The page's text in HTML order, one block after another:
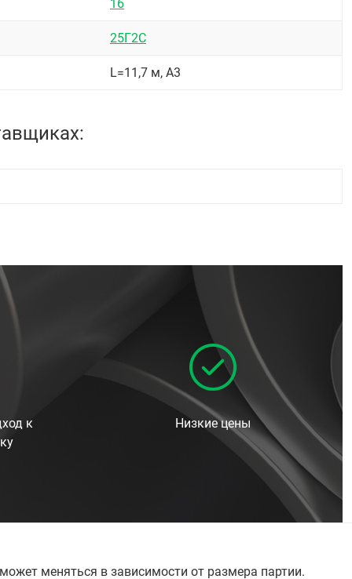
16
25Г2С
L=11,7 м, А3
к
Низкие цены
меняться в зависимости от размера партии.